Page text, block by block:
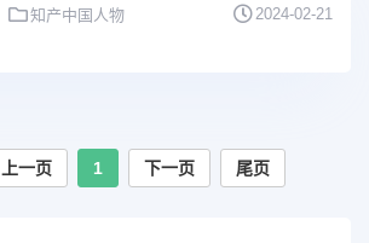
知产中国人物 2024-02-21
上一页 1 下一页 尾页